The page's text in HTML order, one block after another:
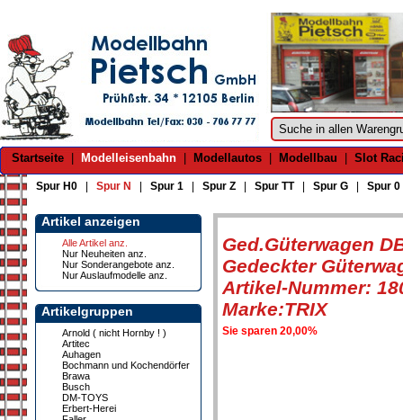
Startseite Modelleisenbahn Modellautos Modellbau Slot
Spur H0 Spur N Spur 1 Spur Z Spur TT| Spur G Spur 0
Artikel anzeigen
Alle Artikel anz.
Nur Neuheiten anz.
Nur Sonderangebote anz.
Nur Auslaufmodelle anz.
Artikelgruppen
Arnold ( nicht Hornby ! )
Artitec
Auhagen
Bochmann und Kochendörfer
Brawa
Busch
DM-TOYS
Erbert-Herei
Ged.Güterwagen
Gedeckter
Artikel-Nummer:
Marke:TRIX
Sie sparen 20,00%